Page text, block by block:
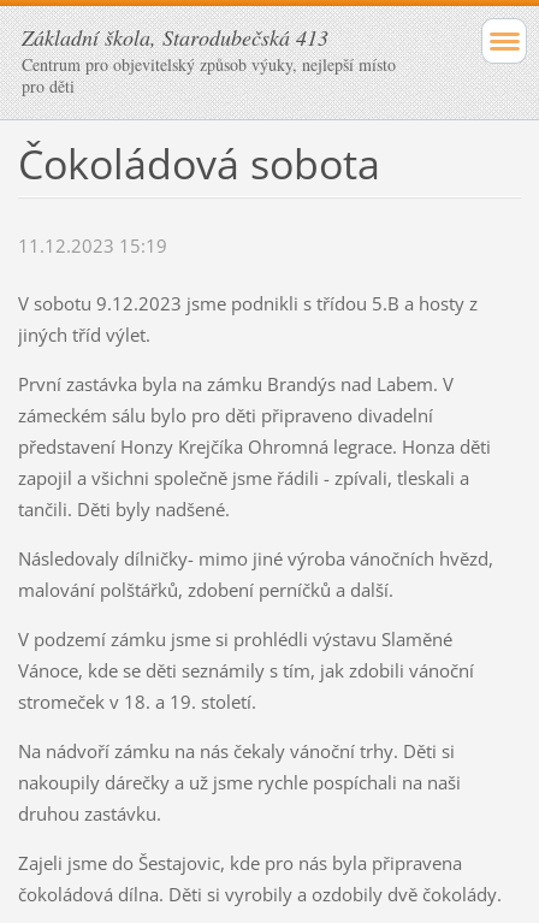
Základní škola, Starodubečská 413
Centrum pro objevitelský způsob výuky, nejlepší místo
pro děti
Čokoládová sobota
11.12.2023 15:19
V sobotu 9.12.2023 jsme podnikli s třídou 5.B a hosty z
jiných tříd výlet.
První zastávka byla na zámku Brandýs nad Labem. V
zámeckém sálu bylo pro děti připraveno divadelní
představení Honzy Krejčíka Ohromná legrace. Honza děti
zapojil a všichni společně jsme řádili - zpívali, tleskali a
tančili. Děti byly nadšené.
Následovaly dílničky- mimo jiné výroba vánočních hvězd,
malování polštářků, zdobení perníčků a další.
V podzemí zámku jsme si prohlédli výstavu Slaměné
Vánoce, kde se děti seznámily s tím, jak zdobili vánoční
stromeček v 18. a 19. století.
Na nádvoří zámku na nás čekaly vánoční trhy. Děti si
nakoupily dárečky a už jsme rychle pospíchali na naši
druhou zastávku.
Zajeli jsme do Šestajovic, kde pro nás byla připravena
čokoládová dílna. Děti si vyrobily a ozdobily dvě čokolády.